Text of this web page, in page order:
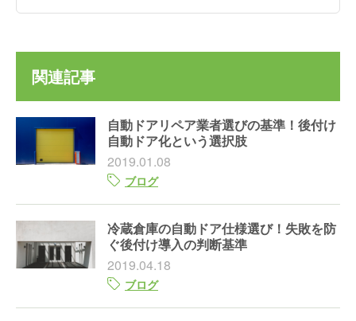
関連記事
自動ドアリペア業者選びの基準！後付け
自動ドア化という選択肢
2019.01.08
ブログ
冷蔵倉庫の自動ドア仕様選び！失敗を防
ぐ後付け導入の判断基準
2019.04.18
ブログ